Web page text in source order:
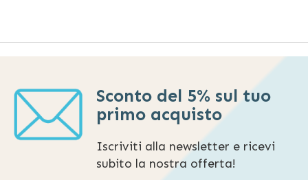
Sconto del 5% sul tuo
primo acquisto
Iscriviti alla newsletter e ricevi
subito la nostra offerta!